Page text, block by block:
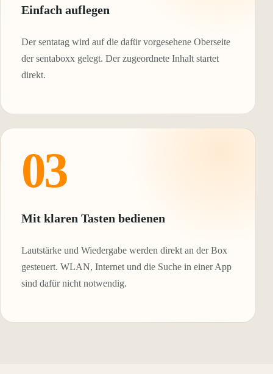
Einfach auflegen
Der sentatag wird auf die dafür vorgesehene Oberseite
der sentaboxx gelegt. Der zugeordnete Inhalt startet
direkt.
03
Mit klaren Tasten bedienen
Lautstärke und Wiedergabe werden direkt an der Box
gesteuert. WLAN, Internet und die Suche in einer App
sind dafür nicht notwendig.